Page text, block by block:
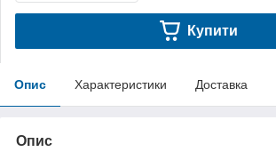
Купити
Опис Характеристики Доставка
Опис